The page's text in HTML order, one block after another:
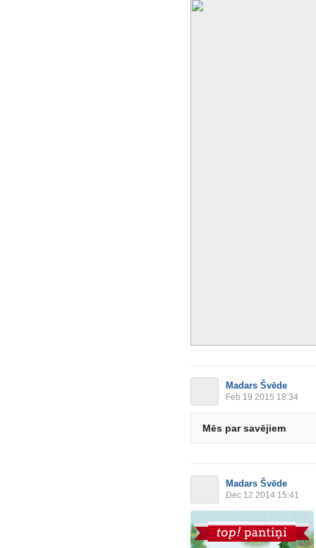
Madars Švēde
Feb 19 2015 18:34
Mēs par savējiem
Madars Švēde
Dec 12 2014 15:41